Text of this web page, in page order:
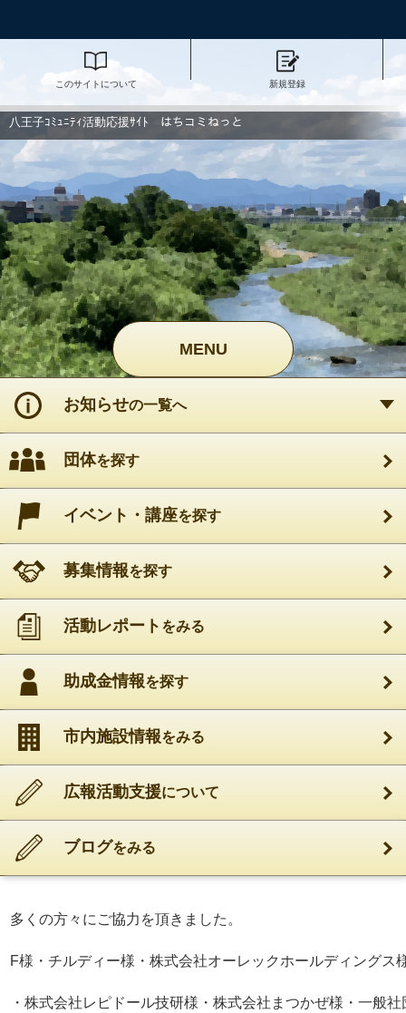
このサイトについて 新規登録
八王子ｺﾐｭﾆﾃｨ活動応援ｻｲﾄ はちコミねっと
MENU
お知らせの一覧へ
団体を探す
イベント・講座を探す
募集情報を探す
活動レポート をみる
助成金情報を探す
市内施設情報をみる
広報活動支援について
ブログをみる
読み上げ設定
八王子ｺﾐｭﾆﾃｨ活動応援ｻｲﾄ はちコミねっと
＞
健康福祉 ＞ すずらん食堂食材配布11月22日 晴天
すずらん食堂食材配布11月22日 晴天
公開日：2025年11月23日 最終更新日：2025年11月23日
すずらん食堂
開催
食料配布会
地域の小学校では学芸会が有り、いつもどこかの学校の行
今回はお米・野菜・さつま芋・パン等も皆様のご協力でお
多くの方々にご協力を頂きました。
F様・チルディー様・株式会社オーレックホールディングス
・株式会社レピドール技研様・株式会社まつかぜ様・一般